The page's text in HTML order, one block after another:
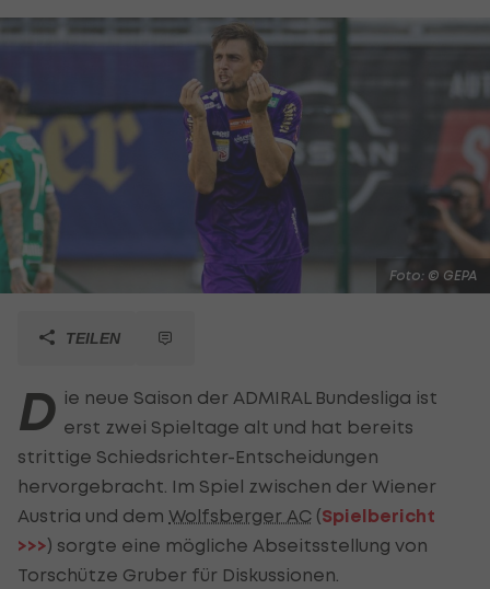
Foto: © GEPA
TEILEN
D ie neue Saison der ADMIRAL Bundesliga ist
erst zwei Spieltage alt und hat bereits
strittige Schiedsrichter-Entscheidungen
hervorgebracht. Im Spiel zwischen der Wiener
Austria und dem Wolfsberger AC (Spielbericht
>>>) sorgte eine mögliche Abseitsstellung von
Torschütze Gruber für Diskussionen.